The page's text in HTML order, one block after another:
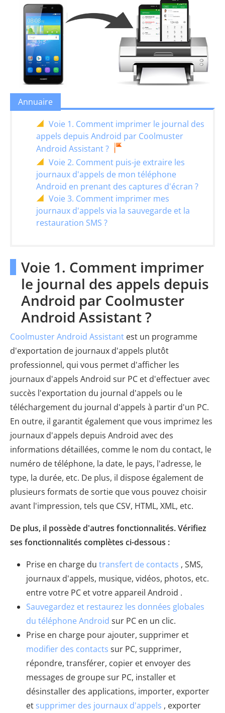
Annuaire
Voie 1. Comment imprimer le journal des
appels depuis Android par Coolmuster
Android Assistant ?
Voie 2. Comment puis-je extraire les
journaux d'appels de mon téléphone
Android en prenant des captures d'écran ?
Voie 3. Comment imprimer mes
journaux d'appels via la sauvegarde et la
restauration SMS ?
Voie 1. Comment imprimer
le journal des appels depuis
Android par Coolmuster
Android Assistant ?
Coolmuster Android Assistant est un programme
d'exportation de journaux d'appels plutôt
professionnel, qui vous permet d'afficher les
journaux d'appels Android sur PC et d'effectuer avec
succès l'exportation du journal d'appels ou le
téléchargement du journal d'appels à partir d'un PC.
En outre, il garantit également que vous imprimez les
journaux d'appels depuis Android avec des
informations détaillées, comme le nom du contact, le
numéro de téléphone, la date, le pays, l'adresse, le
type, la durée, etc. De plus, il dispose également de
plusieurs formats de sortie que vous pouvez choisir
avant l'impression, tels que CSV, HTML, XML, etc.
De plus, il possède d'autres fonctionnalités. Vérifiez
ses fonctionnalités complètes ci-dessous :
Prise en charge du transfert de contacts , SMS,
journaux d'appels, musique, vidéos, photos, etc.
entre votre PC et votre appareil Android .
Sauvegardez et restaurez les données globales
du téléphone Android sur PC en un clic.
Prise en charge pour ajouter, supprimer et
modifier des contacts sur PC, supprimer,
répondre, transférer, copier et envoyer des
messages de groupe sur PC, installer et
désinstaller des applications, importer, exporter
et supprimer des journaux d'appels , exporter